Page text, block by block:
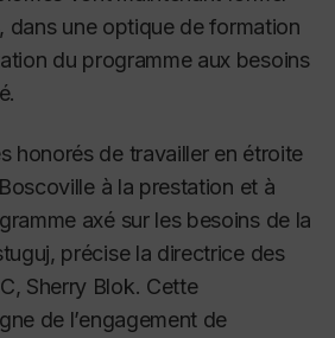
dans une optique de formation
du programme aux besoins
honorés de travailler en étroite
à la prestation et à
axé sur les besoins de la
précise la directrice des
Sherry Blok. Cette
de l’engagement de